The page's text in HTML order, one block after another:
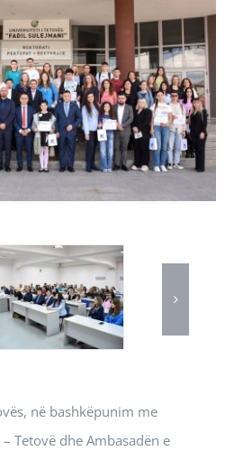
në bashkëpunim me
Tetovë dhe Ambasadën e